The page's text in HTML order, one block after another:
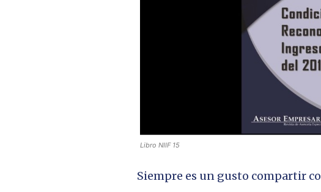
Libro NIIF 15
Siempre es un gusto compartir